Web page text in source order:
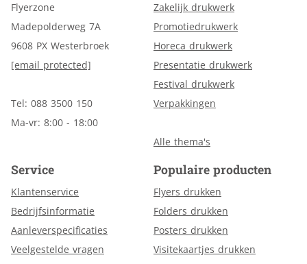
Flyerzone
Madepolderweg 7A
9608 PX Westerbroek
[email protected]
Tel: 088 3500 150
Ma-vr: 8:00 - 18:00
Zakelijk drukwerk
Promotiedrukwerk
Horeca drukwerk
Presentatie drukwerk
Festival drukwerk
Verpakkingen
Alle thema's
Service
Klantenservice
Bedrijfsinformatie
Aanleverspecificaties
Veelgestelde vragen
Populaire producten
Flyers drukken
Folders drukken
Posters drukken
Visitekaartjes drukken